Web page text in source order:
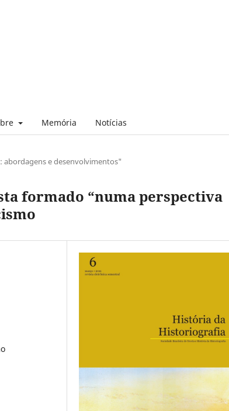
Memória Notícias
abordagens e desenvolvimentos"
formado “numa perspectiva